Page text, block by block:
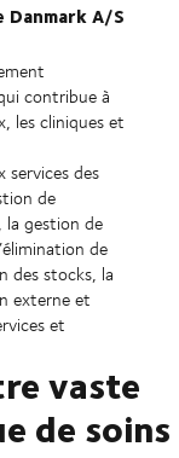
Danmark A/S
contribue à
les cliniques et
services des
de
la gestion de
de
des stocks, la
externe et
et
vaste
de soins